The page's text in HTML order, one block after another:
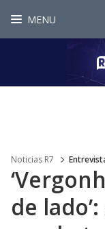
MENU
Noticias R7
de